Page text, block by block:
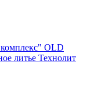
OLD
литье Технолит